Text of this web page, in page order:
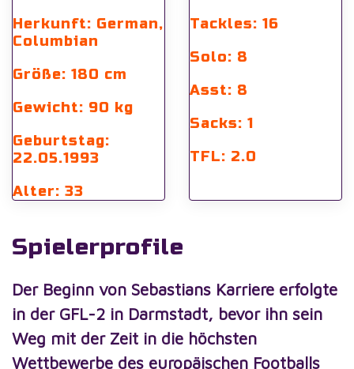
Herkunft: German,
Columbian
Größe: 180 cm
Gewicht: 90 kg
Geburtstag:
22.05.1993
Alter: 33
Tackles: 16
Solo: 8
Asst: 8
Sacks: 1
TFL: 2.0
Spielerprofile
Der Beginn von Sebastians Karriere erfolgte
in der GFL-2 in Darmstadt, bevor ihn sein
Weg mit der Zeit in die höchsten
Wettbewerbe des europäischen Footballs